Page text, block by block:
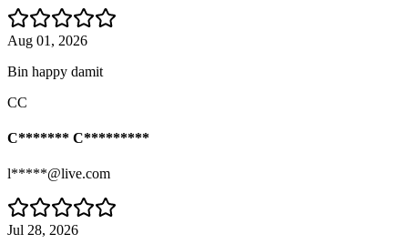
Aug 01, 2026
Bin happy damit
CC
C******* C*********
l*****@live.com
Jul 28, 2026